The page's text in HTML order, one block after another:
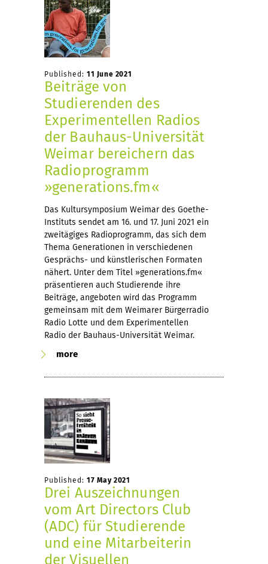
Published: 11 June 2021
Beiträge von
Studierenden des
Experimentellen Radios
der Bauhaus-Universität
Weimar bereichern das
Radioprogramm
»generations.fm«
Das Kultursymposium Weimar des Goethe-
Instituts sendet am 16. und 17. Juni 2021 ein
zweitägiges Radioprogramm, das sich dem
Thema Generationen in verschiedenen
Gesprächs- und künstlerischen Formaten
nähert. Unter dem Titel »generations.fm«
präsentieren auch Studierende ihre
Beiträge, angeboten wird das Programm
gemeinsam mit dem Weimarer Bürgerradio
Radio Lotte und dem Experimentellen
Radio der Bauhaus-Universität Weimar.
more
Published: 17 May 2021
Drei Auszeichnungen
vom Art Directors Club
(ADC) für Studierende
und eine Mitarbeiterin
der Visuellen